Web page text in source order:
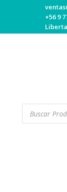
+56 9
Búsqueda
productos